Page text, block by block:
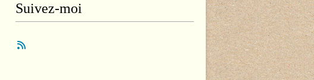
Suivez-moi